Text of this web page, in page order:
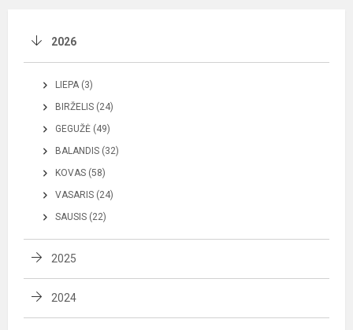
2026
LIEPA (3)
BIRŽELIS (24)
GEGUŽĖ (49)
BALANDIS (32)
KOVAS (58)
VASARIS (24)
SAUSIS (22)
2025
2024